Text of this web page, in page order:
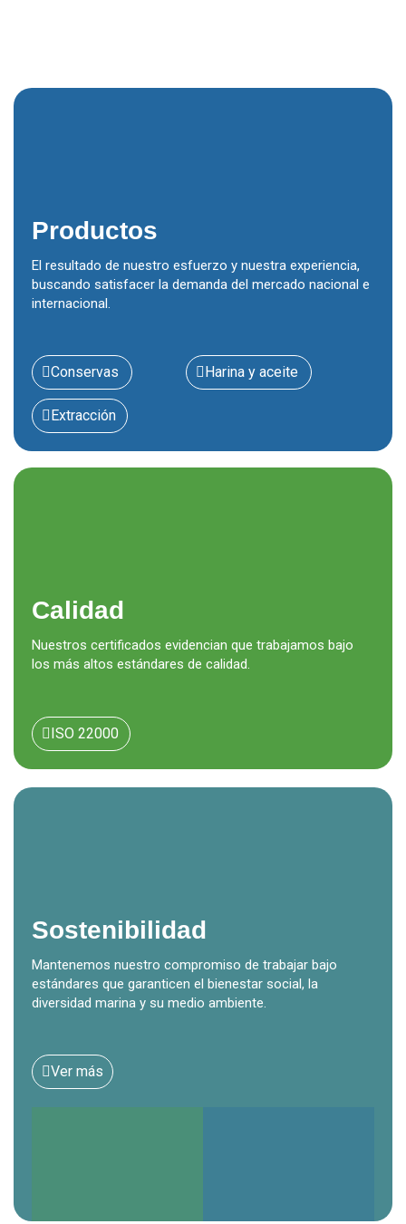
Productos
El resultado de nuestro esfuerzo y nuestra experiencia,
buscando satisfacer la demanda del mercado nacional e
internacional.
Conservas Harina y aceite
Extracción
Calidad
Nuestros certificados evidencian que trabajamos bajo
los más altos estándares de calidad.
ISO 22000
Sostenibilidad
Mantenemos nuestro compromiso de trabajar bajo
estándares que garanticen el bienestar social, la
diversidad marina y su medio ambiente.
Ver más